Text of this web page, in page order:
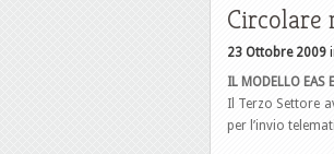
Circolare
23 Ottobre 2009
IL MODELLO EAS
Il Terzo Settore
per l’invio